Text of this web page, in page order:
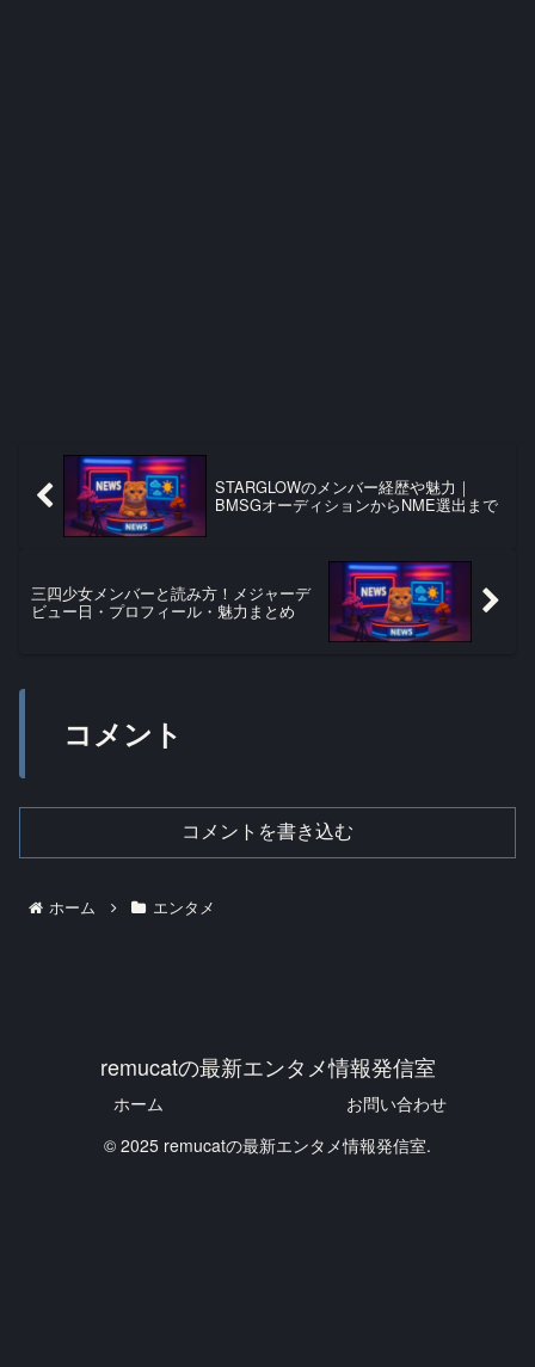
STARGLOWのメンバー経歴や魅力｜
BMSGオーディションからNME選出まで
三四少女メンバーと読み方！メジャーデ
ビュー日・プロフィール・魅力まとめ
コメント
コメントを書き込む
ホーム エンタメ
remucatの最新エンタメ情報発信室
ホーム
お問い合わせ
© 2025 remucatの最新エンタメ情報発信室.